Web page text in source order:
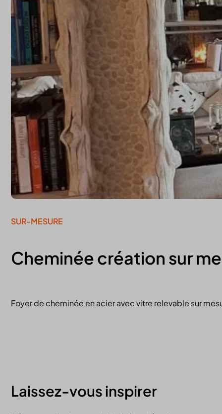
Cheminée création sur
SUR-MESURE
Foyer de cheminée en acier avec vitre relevable sur
Laissez-vous inspirer